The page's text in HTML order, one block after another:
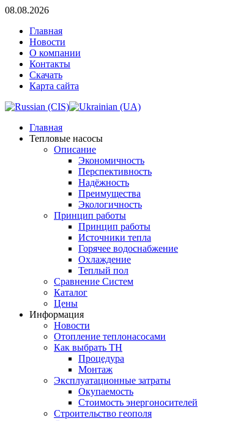
08.08.2026
Главная
Новости
О компании
Контакты
Скачать
Карта сайта
Главная
Тепловые насосы
Описание
Экономичность
Перспективность
Надёжность
Преимущества
Экологичность
Принцип работы
Принцип работы
Источники тепла
Горячее водоснабжение
Охлаждение
Теплый пол
Сравнение Систем
Каталог
Цены
Информация
Новости
Отопление теплонасосами
Как выбрать ТН
Процедура
Монтаж
Эксплуатационные затраты
Окупаемость
Cтоимость энергоносителей
Cтроительство геополя